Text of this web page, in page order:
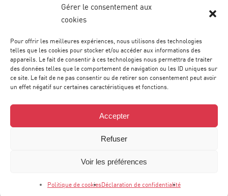
Gérer le consentement aux
cookies
Pour offrir les meilleures expériences, nous utilisons des technologies
telles que les cookies pour stocker et/ou accéder aux informations des
appareils. Le fait de consentir à ces technologies nous permettra de traiter
des données telles que le comportement de navigation ou les ID uniques sur
ce site. Le fait de ne pas consentir ou de retirer son consentement peut avoir
un effet négatif sur certaines caractéristiques et fonctions.
Accepter
Refuser
Voir les préférences
Politique de cookiesDéclaration de confidentialité
1300 Avenue Albert Einstein
Bâtiment 1 • 2e étage
34000 Montpellier
agence-sweep.com